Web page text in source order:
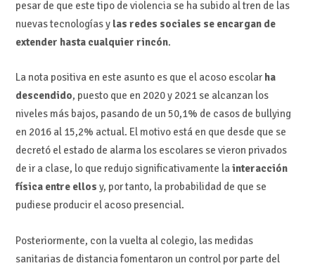
pesar de que este tipo de violencia se ha subido al tren de las
nuevas tecnologías y las redes sociales se encargan de
extender hasta cualquier rincón.
La nota positiva en este asunto es que el acoso escolarha
descendido, puesto que en 2020 y 2021 se alcanzan los
niveles más bajos, pasando de un 50,1% de casos de bullying
en 2016 al 15,2% actual. El motivo está en que desde que se
decretó el estado de alarma los escolares se vieron privados
de ir a clase, lo que redujo significativamente lainteracción
física entre ellos y, por tanto, la probabilidad de que se
pudiese producir el acoso presencial.
Posteriormente, con la vuelta al colegio, las medidas
sanitarias de distancia fomentaron un control por parte del